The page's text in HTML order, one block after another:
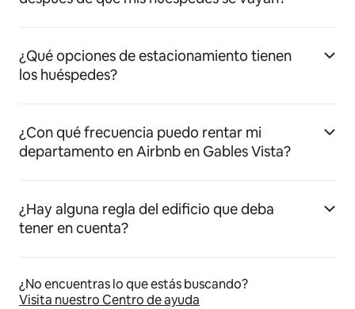
¿Qué opciones de estacionamiento tienen
los huéspedes?
¿Con qué frecuencia puedo rentar mi
departamento en Airbnb en Gables Vista?
¿Hay alguna regla del edificio que deba
tener en cuenta?
¿No encuentras lo que estás buscando?
Visita nuestro Centro de ayuda